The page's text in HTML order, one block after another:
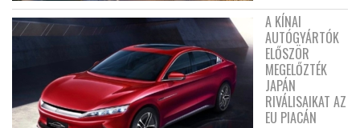
A KÍNAI
AUTÓGYÁRTÓK
ELŐSZÖR
MEGELŐZTÉK
JAPÁN
RIVÁLISAIKAT AZ
EU PIACÁN